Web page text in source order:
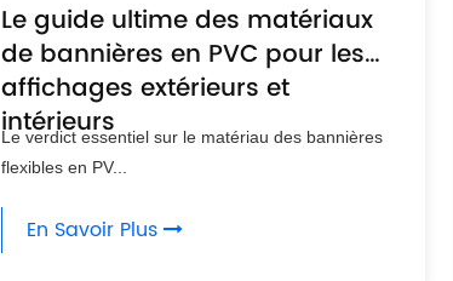
Le guide ultime des matériaux
de bannières en PVC pour les
affichages extérieurs et
intérieurs
Le verdict essentiel sur le matériau des bannières
flexibles en PV...
En Savoir Plus